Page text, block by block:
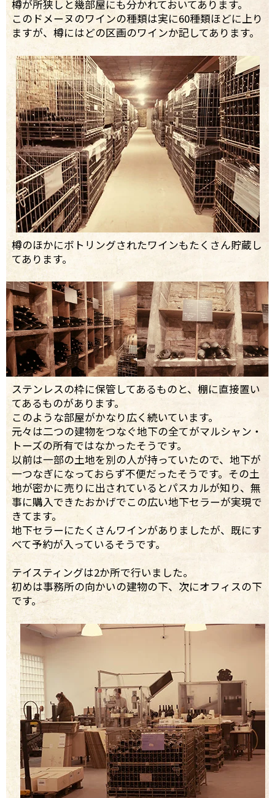
樽が所狭しと幾部屋にも分かれておいてあります。
このドメーヌのワインの種類は実に60種類ほどに上り
ますが、樽にはどの区画のワインか記してあります。
樽のほかにボトリングされたワインもたくさん貯蔵し
てあります。
ステンレスの枠に保管してあるものと、棚に直接置い
てあるものがあります。
このような部屋がかなり広く続いています。
元々は二つの建物をつなぐ地下の全てがマルシャン・
トーズの所有ではなかったそうです。
以前は一部の土地を別の人が持っていたので、地下が
一つなぎになっておらず不便だったそうです。その土
地が密かに売りに出されているとパスカルが知り、無
事に購入できたおかげでこの広い地下セラーが実現で
きてます。
地下セラーにたくさんワインがありましたが、既にす
べて予約が入っているそうです。
テイスティングは2か所で行いました。
初めは事務所の向かいの建物の下、次にオフィスの下
です。